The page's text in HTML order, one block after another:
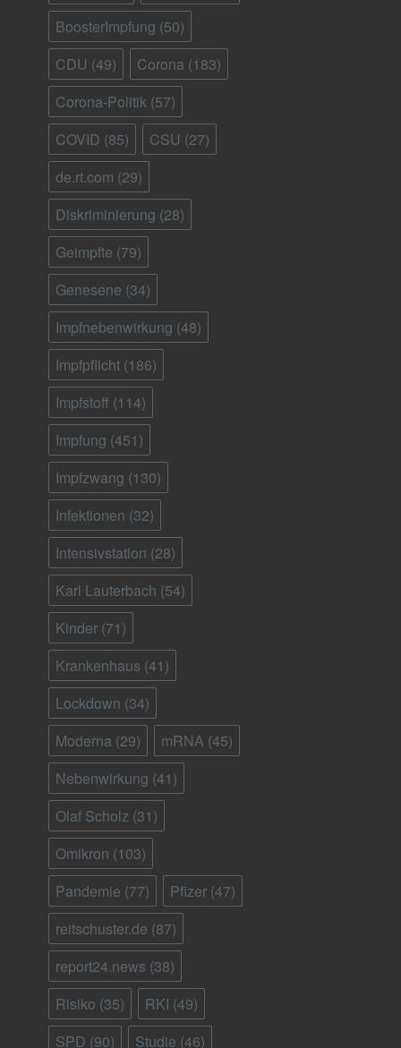
BoosterImpfung (50)
CDU (49) Corona (183)
Corona-Politik (57)
COVID (85) CSU (27)
de.rt.com (29)
Diskriminierung (28)
Geimpfte (79)
Genesene (34)
Impfnebenwirkung (48)
Impfpflicht (186)
Impfstoff (114)
Impfung (451)
Impfzwang (130)
Infektionen (32)
Intensivstation (28)
Karl Lauterbach (54)
Kinder (71)
Krankenhaus (41)
Lockdown (34)
Moderna (29) mRNA (45)
Nebenwirkung (41)
Olaf Scholz (31)
Omikron (103)
Pandemie (77) Pfizer (47)
reitschuster.de (87)
report24.news (38)
Risiko (35) RKI (49)
SPD (90) Studie (46)